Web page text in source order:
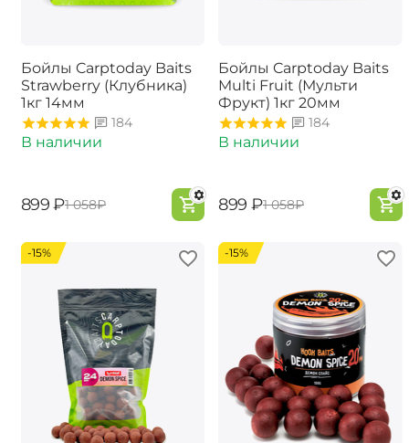
Бойлы Carptoday Baits
Strawberry (Клубника)
1кг 14мм
184
В наличии
‍899‍ ₽‍1 058‍₽
Бойлы Carptoday Baits
Multi Fruit (Мульти
Фрукт) 1кг 20мм
184
В наличии
‍899‍ ₽‍1 058‍₽
-15% -15%